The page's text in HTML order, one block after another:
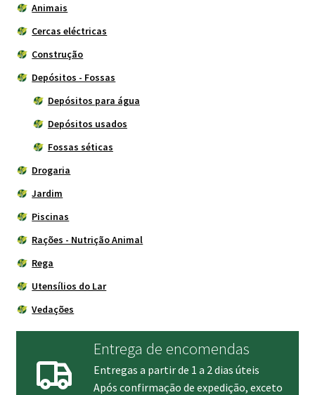
Animais
Cercas eléctricas
Construção
Depósitos - Fossas
Depósitos para água
Depósitos usados
Fossas séticas
Drogaria
Jardim
Piscinas
Rações - Nutrição Animal
Rega
Utensílios do Lar
Vedações
Entrega de encomendas
Entregas a partir de 1 a 2 dias úteis
Após confirmação de expedição, exceto